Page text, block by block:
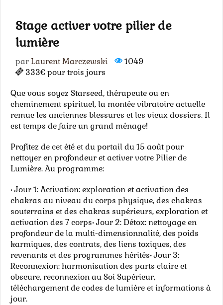
Stage activer votre pilier de
lumière
parLaurent Marczewski
1049
333€ pour trois jours
Que vous soyez Starseed, thérapeute ou en
cheminement spirituel, la montée vibratoire actuelle
remue les anciennes blessures et les vieux dossiers. Il
est temps de faire un grand ménage!
Profitez de cet été et du portail du 15 août pour
nettoyer en profondeur et activer votre Pilier de
Lumière. Au programme:
• Jour 1: Activation: exploration et activation des
chakras au niveau du corps physique, des chakras
souterrains et des chakras supérieurs, exploration et
activation des 7 corps• Jour 2: Détox: nettoyage en
profondeur de la multi-dimensionnalité, des poids
karmiques, des contrats, des liens toxiques, des
revenants et des programmes hérités• Jour 3:
Reconnexion: harmonisation des parts claire et
obscure, reconnexion au Soi Supérieur,
téléchargement de codes de lumière et informations à
jour.